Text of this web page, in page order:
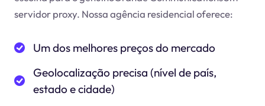
servidor proxy. Nossa agência residencial oferece:
Um dos melhores preços do mercado
Geolocalização precisa (nível de país,
estado e cidade)